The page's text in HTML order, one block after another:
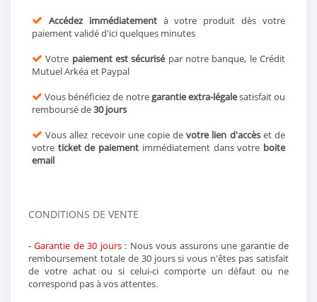
Accédez immédiatementà votre produit dès votre
paiement validé d'ici quelques minutes
Votre paiement est sécurisé par notre banque, le Crédit
Mutuel Arkéa et Paypal
Vous bénéficiez de notregarantie extra-légalesatisfait ou
remboursé de30 jours
Vous allez recevoir une copie devotre lien d'accèset de
votre ticket de paiement immédiatement dans votre boite
email
CONDITIONS DE VENTE
-Garantie de 30 jours: Nous vous assurons une garantie de
remboursement totale de 30 jours si vous n'êtes pas satisfait
de votre achat ou si celui-ci comporte un défaut ou ne
correspond pas à vos attentes.